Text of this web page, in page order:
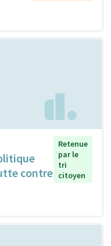
contre
Retenue
par le
tri
citoyen